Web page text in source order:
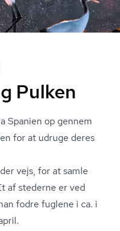
Pulken
Spanien op gennem
for at udruge deres
vejs, for at samle
af stederne er ved
fodre fuglene i ca. i